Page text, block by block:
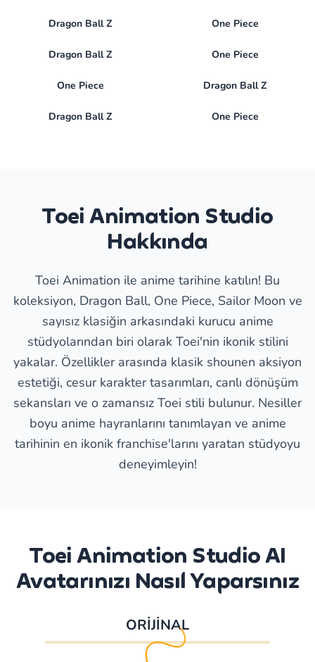
Dragon Ball Z One Piece
Dragon Ball Z One Piece
One Piece Dragon Ball Z
Dragon Ball Z One Piece
Toei Animation Studio
Hakkında
Toei Animation ile anime tarihine katılın! Bu
koleksiyon, Dragon Ball, One Piece, Sailor Moon ve
sayısız klasiğin arkasındaki kurucu anime
stüdyolarından biri olarak Toei'nin ikonik stilini
yakalar. Özellikler arasında klasik shounen aksiyon
estetiği, cesur karakter tasarımları, canlı dönüşüm
sekansları ve o zamansız Toei stili bulunur. Nesiller
boyu anime hayranlarını tanımlayan ve anime
tarihinin en ikonik franchise'larını yaratan stüdyoyu
deneyimleyin!
Toei Animation Studio AI
Avatarınızı Nasıl Yaparsınız
ORİJİNAL